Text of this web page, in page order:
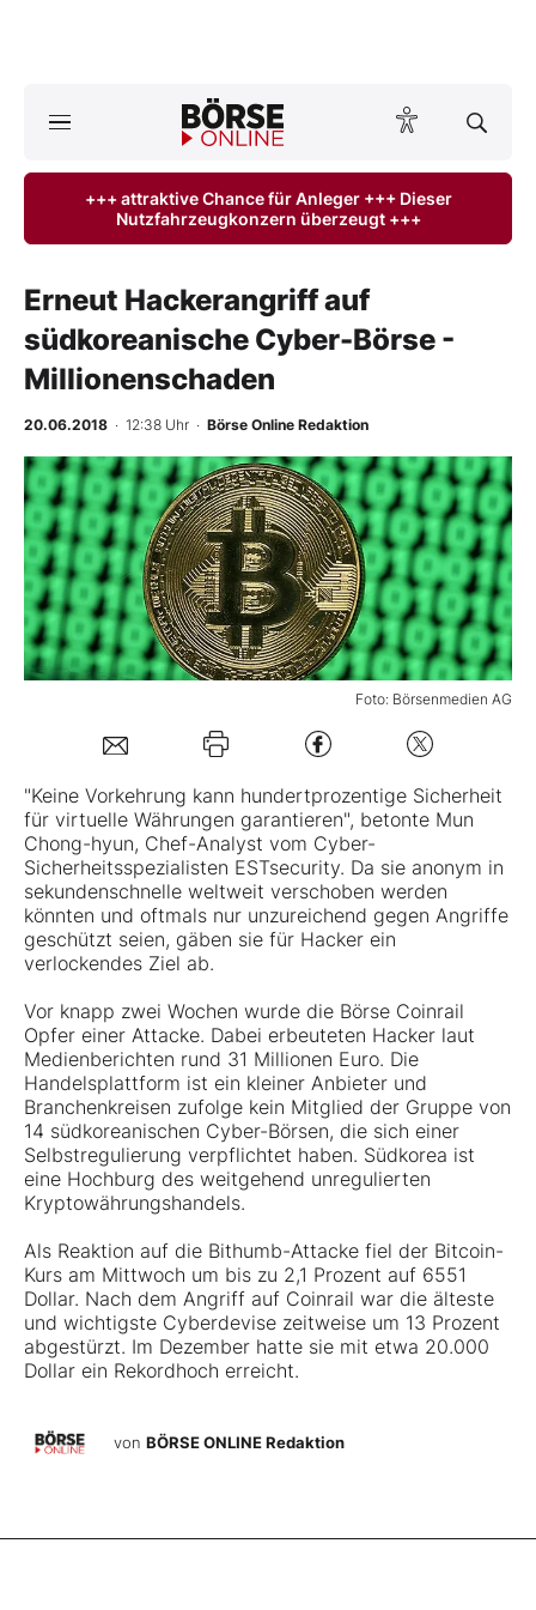
Anlageprodukte
Finanz-Check
Abo & Shop
Experten
Mein B:O
Mein Konto
Folgen Sie uns
+++ attraktive Chance für Anleger +++ Dieser
Nutzfahrzeugkonzern überzeugt +++
Erneut Hackerangriff auf
südkoreanische Cyber-Börse -
Millionenschaden
20.06.2018 · 12:38 Uhr · Börse Online Redaktion
Foto: Börsenmedien AG
"Keine Vorkehrung kann hundertprozentige Sicherheit
für virtuelle Währungen garantieren", betonte Mun
Chong-hyun, Chef-Analyst vom Cyber-
Sicherheitsspezialisten ESTsecurity. Da sie anonym in
sekundenschnelle weltweit verschoben werden
könnten und oftmals nur unzureichend gegen Angriffe
geschützt seien, gäben sie für Hacker ein
verlockendes Ziel ab.
Vor knapp zwei Wochen wurde die Börse Coinrail
Opfer einer Attacke. Dabei erbeuteten Hacker laut
Medienberichten rund 31 Millionen Euro. Die
Handelsplattform ist ein kleiner Anbieter und
Branchenkreisen zufolge kein Mitglied der Gruppe von
14 südkoreanischen Cyber-Börsen, die sich einer
Selbstregulierung verpflichtet haben. Südkorea ist
eine Hochburg des weitgehend unregulierten
Kryptowährungshandels.
Als Reaktion auf die Bithumb-Attacke fiel der Bitcoin-
Kurs am Mittwoch um bis zu 2,1 Prozent auf 6551
Dollar. Nach dem Angriff auf Coinrail war die älteste
und wichtigste Cyberdevise zeitweise um 13 Prozent
abgestürzt. Im Dezember hatte sie mit etwa 20.000
Dollar ein Rekordhoch erreicht.
von BÖRSE ONLINE Redaktion